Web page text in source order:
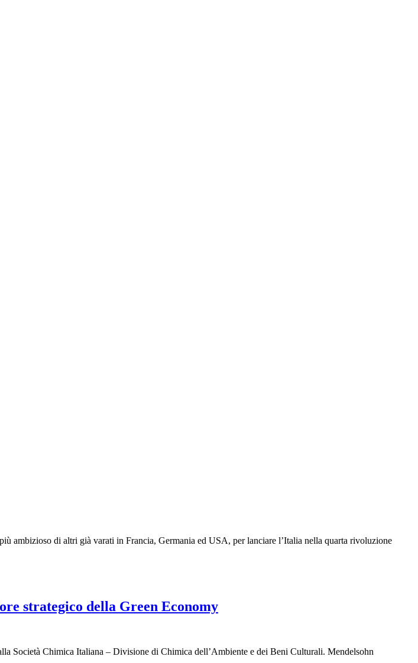
ambizioso di altri già varati in Francia, Germania ed USA, per lanciare l’Italia nella quarta rivoluzione
strategico della Green Economy
Società Chimica Italiana – Divisione di Chimica dell’Ambiente e dei Beni Culturali. Mendelsohn